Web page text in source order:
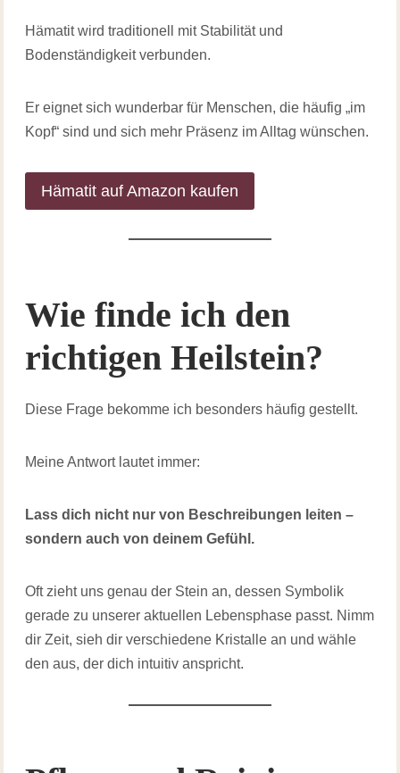
Hämatit wird traditionell mit Stabilität und
Bodenständigkeit verbunden.
Er eignet sich wunderbar für Menschen, die häufig „im
Kopf“ sind und sich mehr Präsenz im Alltag wünschen.
Hämatit auf Amazon kaufen
Wie finde ich den
richtigen Heilstein?
Diese Frage bekomme ich besonders häufig gestellt.
Meine Antwort lautet immer:
Lass dich nicht nur von Beschreibungen leiten –
sondern auch von deinem Gefühl.
Oft zieht uns genau der Stein an, dessen Symbolik
gerade zu unserer aktuellen Lebensphase passt. Nimm
dir Zeit, sieh dir verschiedene Kristalle an und wähle
den aus, der dich intuitiv anspricht.